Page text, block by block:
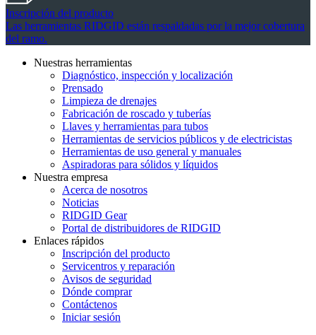
Inscripción del producto
Las herramientas RIDGID están respaldadas por la mejor cobertura
del ramo.
Nuestras herramientas
Diagnóstico, inspección y localización
Prensado
Limpieza de drenajes
Fabricación de roscado y tuberías
Llaves y herramientas para tubos
Herramientas de servicios públicos y de electricistas
Herramientas de uso general y manuales
Aspiradoras para sólidos y líquidos
Nuestra empresa
Acerca de nosotros
Noticias
RIDGID Gear
Portal de distribuidores de RIDGID
Enlaces rápidos
Inscripción del producto
Servicentros y reparación
Avisos de seguridad
Dónde comprar
Contáctenos
Iniciar sesión